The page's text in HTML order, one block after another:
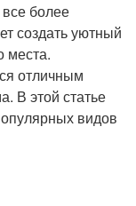
более
создать уютный
места.
отличным
В этой статье
видов